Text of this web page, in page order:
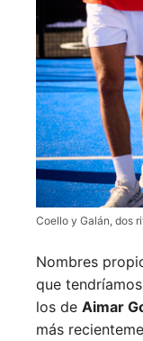
Coello y Galán, dos
Nombres
que
los de Aimar
más